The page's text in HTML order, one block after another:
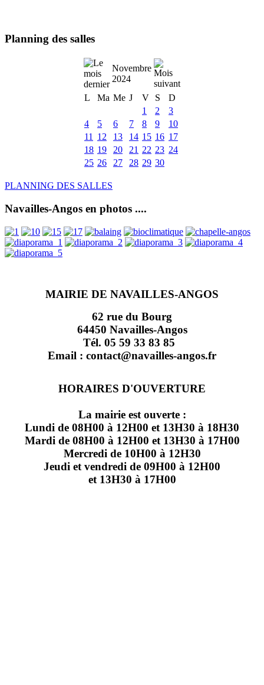
Planning des salles
Novembre
2024
L
Ma Me J V S
D
1
2
3
4
5 6 7 8 9
10
11
12 13 14 15 16 17
18 19 20 21 22 23 24
25 26 27 28 29 30
PLANNING DES SALLES
Navailles-Angos en photos ....
MAIRIE DE NAVAILLES-ANGOS
62 rue du Bourg
64450 Navailles-Angos
Tél. 05 59 33 83 85
Email : contact@navailles-angos.fr
HORAIRES D'OUVERTURE
La mairie est ouverte :
Lundi de 08H00 à 12H00 et 13H30 à 18H30
Mardi de 08H00 à 12H00 et 13H30 à 17H00
Mercredi de 10H00 à 12H30
Jeudi et vendredi de 09H00 à 12H00
et 13H30 à 17H00